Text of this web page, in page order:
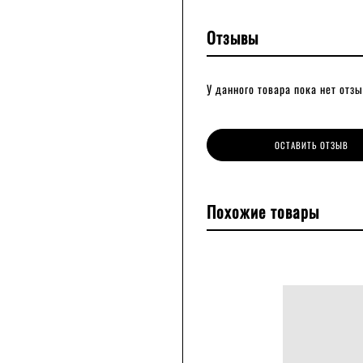
Отзывы
У данного товара пока нет
ОСТАВИТЬ ОТЗЫВ
Похожие товары